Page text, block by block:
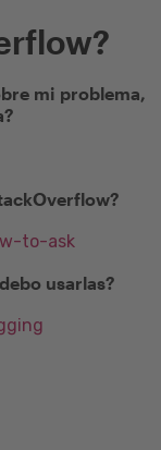
mi problema,
to-ask
usarlas?